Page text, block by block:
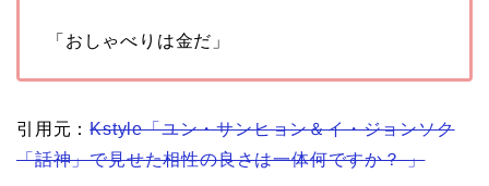
「おしゃべりは金だ」
引用元：Kstyle「ユン・サンヒョン＆イ・ジョンソク
「話神」で見せた相性の良さは一体何ですか？ 」